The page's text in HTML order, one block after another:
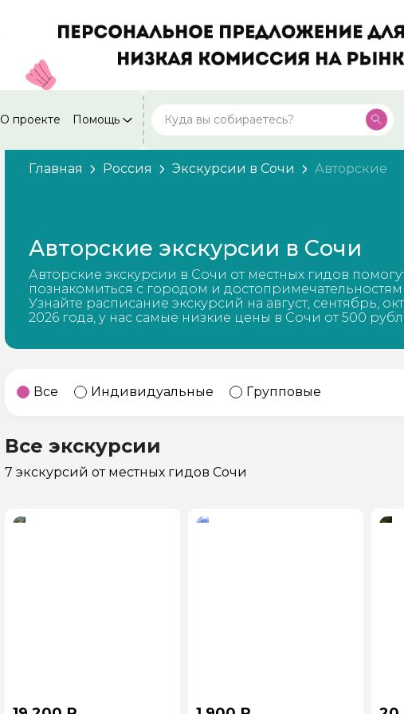
О проекте Помощь
Москва
Россия
Россия
Калининград
Россия
28 экскурсий
Кисловодск
Россия
20 экскурсий
Дербент
Посмотреть все города
Главная Россия Экскурсии в Сочи Авторские
Авторские экскурсии в Сочи
Авторские экскурсии в Сочи от местных гидов
познакомиться с городом и
Узнайте расписание экскурсий на август, сентябрь,
2026 года, у нас самые низкие цены в Сочи от 500
Все Индивидуальные Групповые
Все экскурсии
7 экскурсий от местных гидов Сочи